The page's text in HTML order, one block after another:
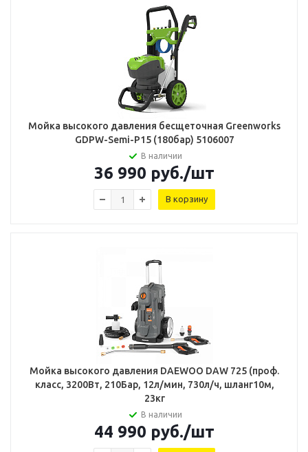
Мойка высокого давления бесщеточная Greenworks
GDPW-Semi-P15 (180бар) 5106007
В наличии
36 990 руб./шт
В корзину
Мойка высокого давления DAEWOO DAW 725 (проф.
класс, 3200Вт, 210Бар, 12л/мин, 730л/ч, шланг10м,
23кг
В наличии
44 990 руб./шт